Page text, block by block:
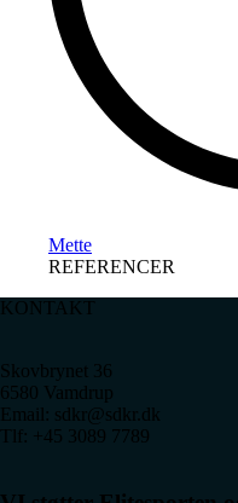
Mette
REFERENCER
KONTAKT
Skovbrynet 36
6580 Vamdrup
Email: sdkr@sdkr.dk
Tlf: +45 3089 7789